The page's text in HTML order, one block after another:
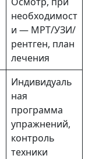
необходимост
и — МРТ/УЗИ/
рентген, план
лечения
Индивидуаль
ная
программа
упражнений,
контроль
техники